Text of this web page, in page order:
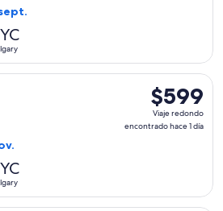
$599
Viaje
redondo,
$599
Viaje redondo
encontrado hace 1 día
Airlines, con salida el mié,